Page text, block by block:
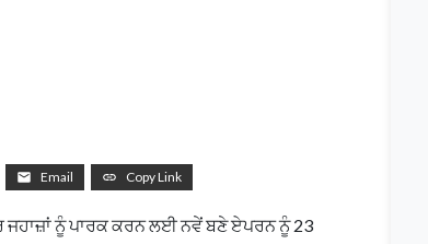
Email Copy Link
ਨੂੰ ਪਾਰਕ ਕਰਨ ਲਈ ਨਵੇਂ ਬਣੇ ਏਪਰਨ ਨੂੰ 23